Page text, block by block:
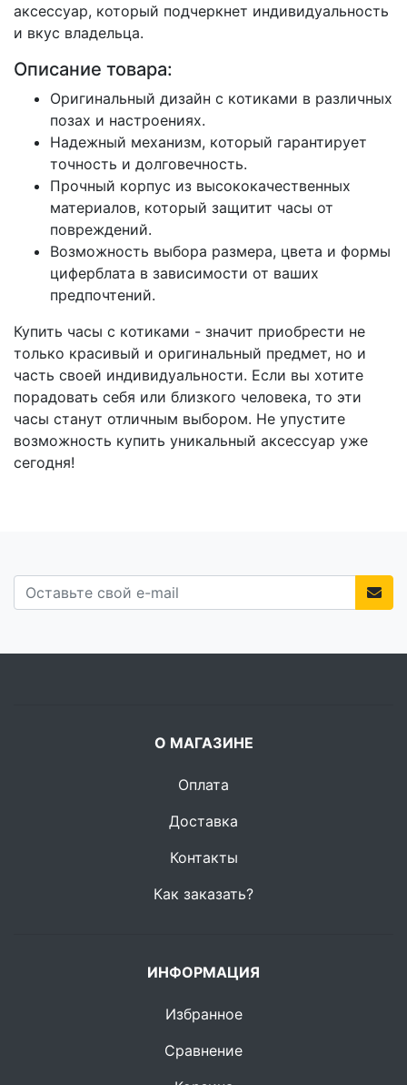
аксессуар, который подчеркнет индивидуальность
и вкус владельца.
Описание товара:
Оригинальный дизайн с котиками в различных
позах и настроениях.
Надежный механизм, который гарантирует
точность и долговечность.
Прочный корпус из высококачественных
материалов, который защитит часы от
повреждений.
Возможность выбора размера, цвета и формы
циферблата в зависимости от ваших
предпочтений.
Купить часы с котиками - значит приобрести не
только красивый и оригинальный предмет, но и
часть своей индивидуальности. Если вы хотите
порадовать себя или близкого человека, то эти
часы станут отличным выбором. Не упустите
возможность купить уникальный аксессуар уже
сегодня!
О МАГАЗИНЕ
Оплата
Доставка
Контакты
Как заказать?
ИНФОРМАЦИЯ
Избранное
Сравнение